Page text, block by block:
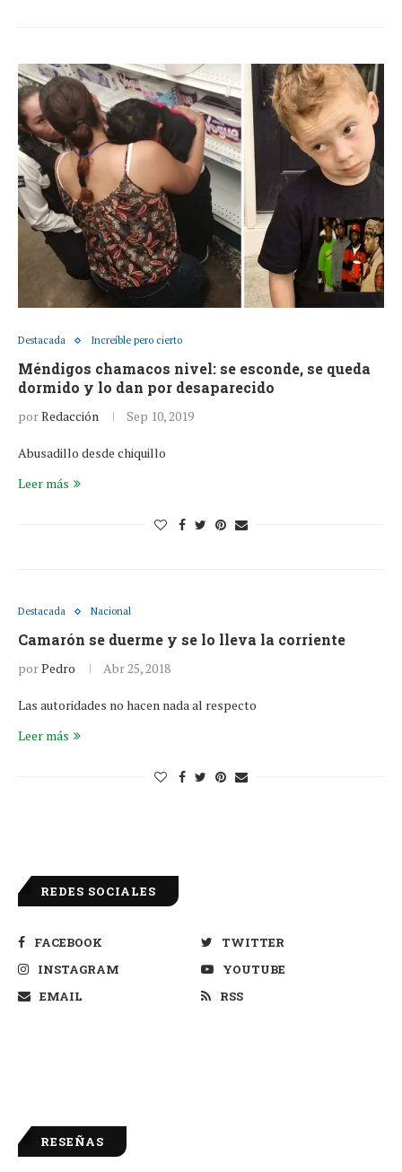
Destacada Increíble pero cierto
Méndigos chamacos nivel: se esconde, se queda
dormido y lo dan por desaparecido
porRedacción Sep 10, 2019
Abusadillo desde chiquillo
Leer más
Destacada Nacional
Camarón se duerme y se lo lleva la corriente
porPedro Abr 25, 2018
Las autoridades no hacen nada al respecto
Leer más
REDES SOCIALES
FACEBOOK
TWITTER
INSTAGRAM
YOUTUBE
EMAIL
RSS
RESEÑAS